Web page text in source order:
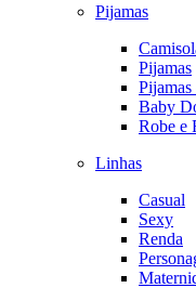
Pijamas
Pijamas
Baby
Robe e
Linhas
Casual
Sexy
Renda